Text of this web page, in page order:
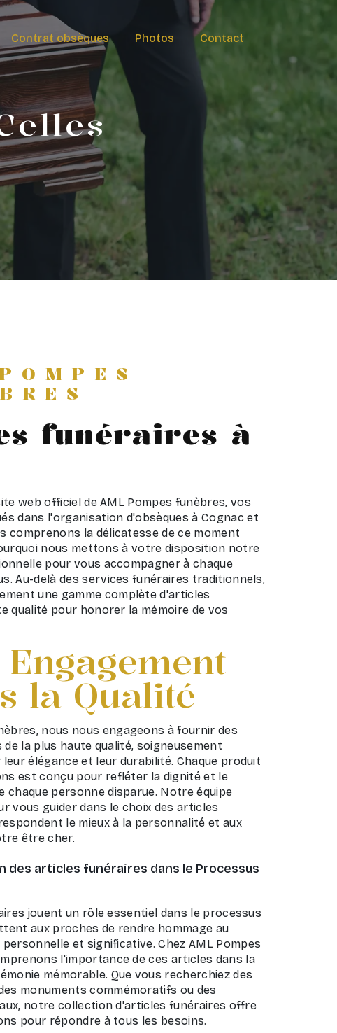
Contrat obsèques Photos Contact
funéraires à
web officiel de AML Pompes funèbres, vos
dans l'organisation d'obsèques à Cognac et
comprenons la délicatesse de ce moment
nous mettons à votre disposition notre
pour vous accompagner à chaque
Au-delà des services funéraires traditionnels,
une gamme complète d'articles
qualité pour honorer la mémoire de vos
la Qualité
nous nous engageons à fournir des
la plus haute qualité, soigneusement
élégance et leur durabilité. Chaque produit
est conçu pour refléter la dignité et le
chaque personne disparue. Notre équipe
vous guider dans le choix des articles
le mieux à la personnalité et aux
être cher.
des articles funéraires dans le Processus
jouent un rôle essentiel dans le processus
aux proches de rendre hommage au
et significative. Chez AML Pompes
l'importance de ces articles dans la
mémorable. Que vous recherchiez des
monuments commémoratifs ou des
notre collection d'articles funéraires offre
pour répondre à tous les besoins.